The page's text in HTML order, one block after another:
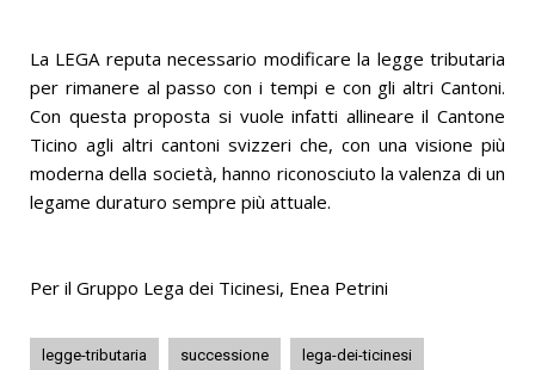
La LEGA reputa necessario modificare la legge tributaria
per rimanere al passo con i tempi e con gli altri Cantoni.
Con questa proposta si vuole infatti allineare il Cantone
Ticino agli altri cantoni svizzeri che, con una visione più
moderna della società, hanno riconosciuto la valenza di un
legame duraturo sempre più attuale.
Per il Gruppo Lega dei Ticinesi, Enea Petrini
legge-tributaria successione lega-dei-ticinesi